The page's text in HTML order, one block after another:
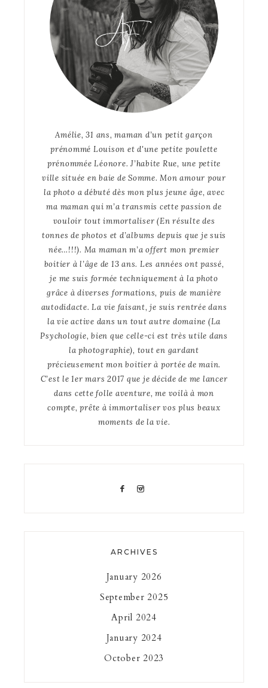
Amélie, 31 ans, maman d’un petit garçon
prénommé Louison et d'une petite poulette
prénommée Léonore. J’habite Rue, une petite
ville située en baie de Somme. Mon amour pour
la photo a débuté dès mon plus jeune âge, avec
ma maman qui m’a transmis cette passion de
vouloir tout immortaliser (En résulte des
tonnes de photos et d’albums depuis que je suis
née…!!!). Ma maman m’a offert mon premier
boitier à l’âge de 13 ans. Les années ont passé,
je me suis formée techniquement à la photo
grâce à diverses formations, puis de manière
autodidacte. La vie faisant, je suis rentrée dans
la vie active dans un tout autre domaine (La
Psychologie, bien que celle-ci est très utile dans
la photographie), tout en gardant
précieusement mon boitier à portée de main.
C’est le 1er mars 2017 que je décide de me lancer
dans cette folle aventure, me voilà à mon
compte, prête à immortaliser vos plus beaux
moments de la vie.
ARCHIVES
January 2026
September 2025
April 2024
January 2024
October 2023